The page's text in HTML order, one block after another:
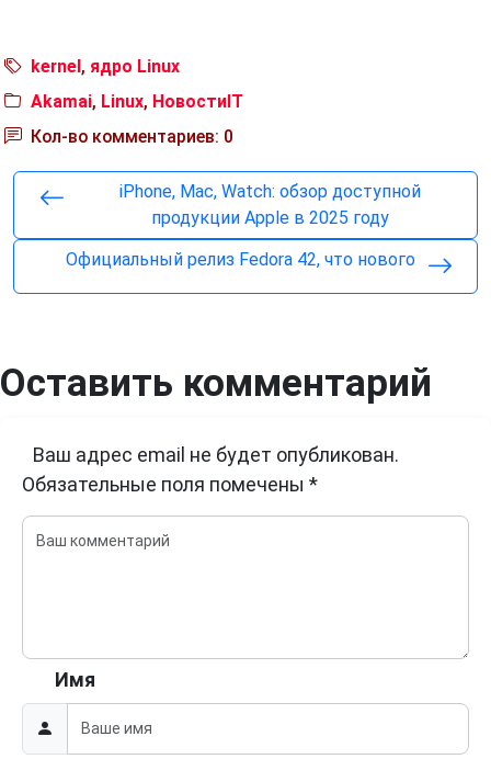
kernel , ядро Linux
Akamai, Linux, НовостиIT
Кол-во комментариев: 0
iPhone, Mac, Watch: обзор доступной
продукции Apple в 2025 году
Официальный релиз Fedora 42, что нового
Оставить комментарий
Ваш адрес email не будет опубликован.
Обязательные поля помечены *
Имя